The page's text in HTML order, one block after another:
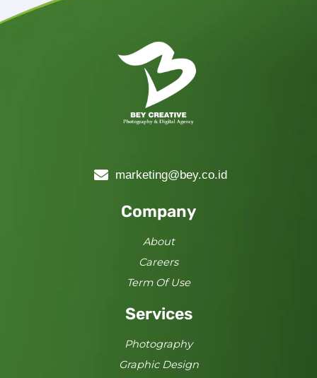
marketing@bey.co.id
Company
About
Careers
Term Of Use
Services
Photography
Graphic Design